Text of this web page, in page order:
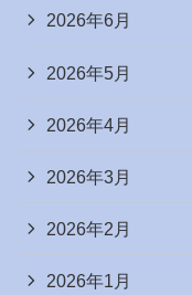
2026年6月
2026年5月
2026年4月
2026年3月
2026年2月
2026年1月